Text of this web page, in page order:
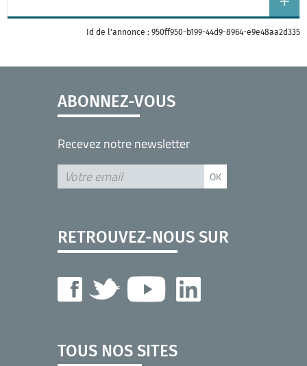
Id de l'annonce : 950ff950-b199-44d9-8964-e9e48aa2d335
ABONNEZ-VOUS
Recevez notre newsletter
RETROUVEZ-NOUS SUR
TOUS NOS SITES